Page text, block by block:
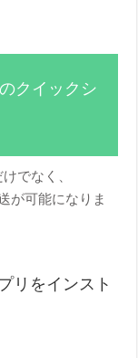
クイックシ
でなく、
が可能になりま
リをインスト